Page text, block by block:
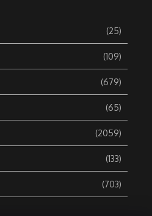
(25)
(109)
(679)
(65)
(2059)
(133)
(703)